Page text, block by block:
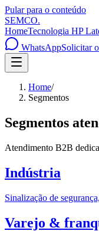
Pular para o conteúdo
SEMCO.
HomeTecnologia HP
WhatsAppSolicitar
Home/
Segmentos
Segmentos
Atendimento B2B
Indústria
Sinalização de
Varejo &